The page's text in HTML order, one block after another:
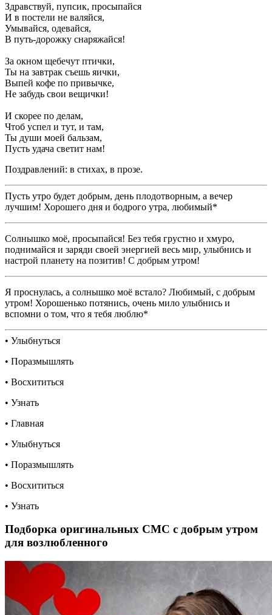
Здравствуй, пупсик, просыпайся
И в постели не валяйся,
Умывайся, одевайся,
В путь-дорожку снаряжайся!
За окном щебечут птички,
Ты на завтрак съешь яички,
Выпей кофе по привычке,
Не забудь свои вещички!
И скорее по делам,
Чтоб успел и тут, и там,
Ты души моей бальзам,
Пусть удача светит нам!
Поздравлений: в стихах, в прозе.
Пусть утро будет добрым, день плодотворным, а вечер
лучшим! Хорошего дня и бодрого утра, любимый*
Солнышко моё, просыпайся! Без тебя грустно и хмуро,
поднимайся и заряди своей энергией весь мир, улыбнись и
настрой планету на позитив! С добрым утром!
Я проснулась, а солнышко моё встало? Любимый, с добрым
утром! Хорошенько потянись, очень мило улыбнись и
вспомни о том, что я тебя люблю*
• Улыбнуться
• Поразмышлять
• Восхититься
• Узнать
• Главная
• Улыбнуться
• Поразмышлять
• Восхититься
• Узнать
Подборка оригинальных СМС с добрым утром
для возлюбленного